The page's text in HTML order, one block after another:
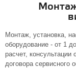
Монтаж, установка,
оборудование - от 1
расчет,
договора сервисного